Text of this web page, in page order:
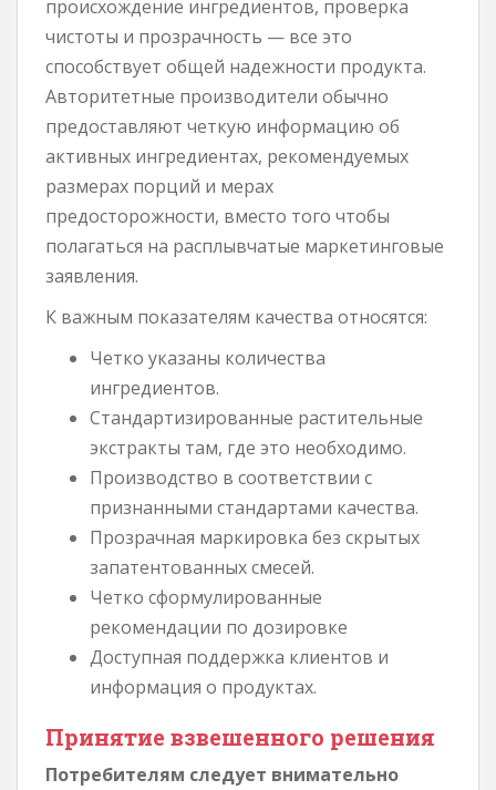
происхождение ингредиентов, проверка
чистоты и прозрачность — все это
способствует общей надежности продукта.
Авторитетные производители обычно
предоставляют четкую информацию об
активных ингредиентах, рекомендуемых
размерах порций и мерах
предосторожности, вместо того чтобы
полагаться на расплывчатые маркетинговые
заявления.
К важным показателям качества относятся:
Четко указаны количества
ингредиентов.
Стандартизированные растительные
экстракты там, где это необходимо.
Производство в соответствии с
признанными стандартами качества.
Прозрачная маркировка без скрытых
запатентованных смесей.
Четко сформулированные
рекомендации по дозировке
Доступная поддержка клиентов и
информация о продуктах.
Принятие взвешенного решения
Потребителям следует внимательно